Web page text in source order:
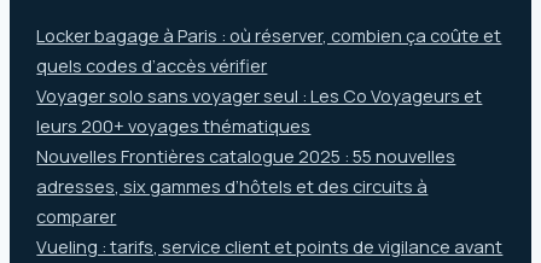
Locker bagage à Paris : où réserver, combien ça coûte et
quels codes d’accès vérifier
Voyager solo sans voyager seul : Les Co Voyageurs et
leurs 200+ voyages thématiques
Nouvelles Frontières catalogue 2025 : 55 nouvelles
adresses, six gammes d’hôtels et des circuits à
comparer
Vueling : tarifs, service client et points de vigilance avant